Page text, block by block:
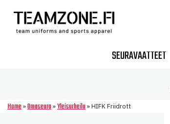
SEURAVAATTEET
Home»Omaseura»Yleisurheilu»HIFK Friidrott